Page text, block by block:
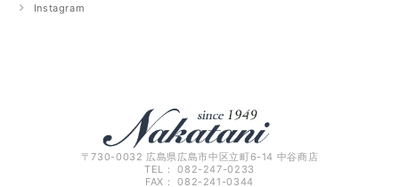
Instagram
〒730-0032 広島県広島市中区立町6-14 中谷商店
TEL： 082-247-0233
FAX： 082-241-0344